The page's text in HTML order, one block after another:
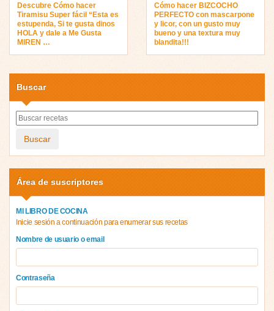
Descubre Cómo hacer
Tiramisu Super fácil “Esta es
estupenda, Si te gusta dinos
HOLA y dale a Me Gusta
MIREN …
Cómo hacer BIZCOCHO
PERFECTO con mascarpone
y licor, con un gusto muy
bueno y una textura muy
blandita!!!
Buscar
Buscar
Área de suscriptores
MI LIBRO DE COCINA
Inicie sesión a continuación para enumerar sus recetas
Nombre de usuario o email
Contraseña